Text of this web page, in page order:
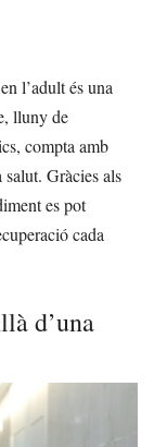
l’adult és una
lluny de
compta amb
Gràcies als
es pot
cada
d’una